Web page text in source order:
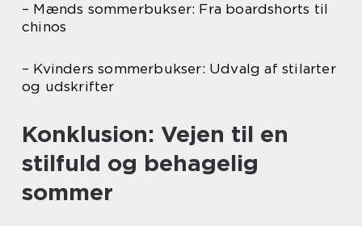
– Mænds sommerbukser: Fra boardshorts til
chinos
– Kvinders sommerbukser: Udvalg af stilarter
og udskrifter
Konklusion: Vejen til en
stilfuld og behagelig
sommer